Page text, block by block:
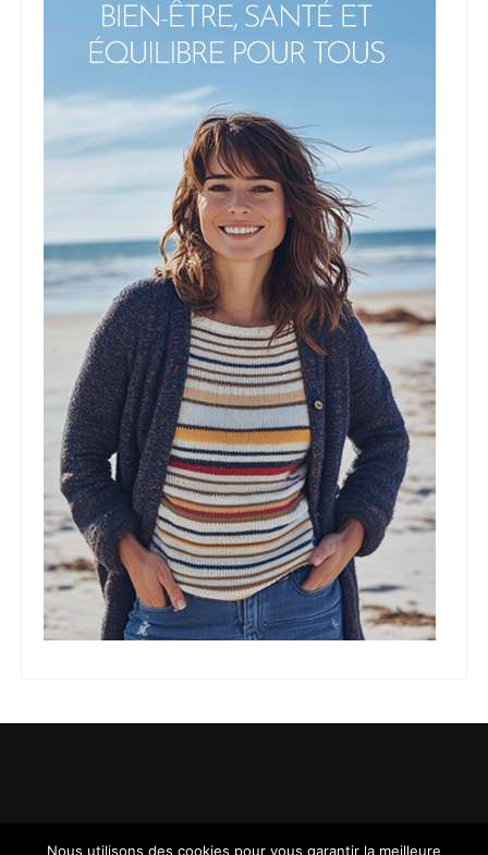
Nous utilisons des cookies pour vous garantir la meilleure